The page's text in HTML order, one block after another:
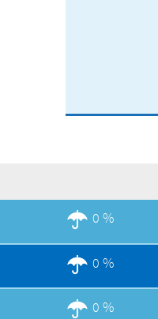
0 %
0 %
0 %